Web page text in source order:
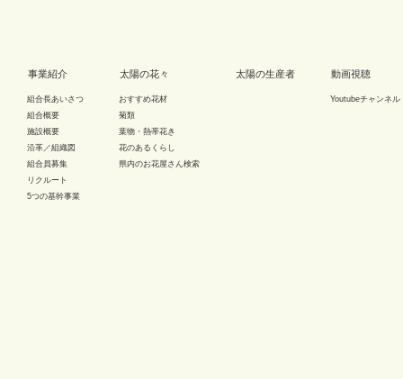
事業紹介
組合長あいさつ
組合概要
施設概要
沿革／組織図
組合員募集
リクルート
5つの基幹事業
太陽の花々
おすすめ花材
菊類
葉物・熱帯花き
花のあるくらし
県内のお花屋さん検索
太陽の生産者 動画視聴
Youtubeチャンネル